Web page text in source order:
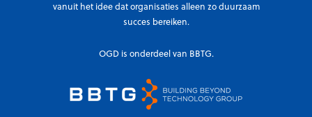
vanuit het idee dat organisaties alleen zo duurzaam
succes bereiken.
OGD is onderdeel van BBTG.